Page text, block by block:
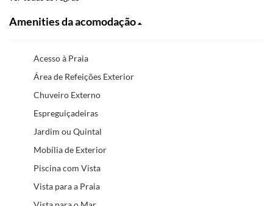
Amenities da acomodação
Acesso à Praia
Área de Refeições Exterior
Chuveiro Externo
Espreguiçadeiras
Jardim ou Quintal
Mobília de Exterior
Piscina com Vista
Vista para a Praia